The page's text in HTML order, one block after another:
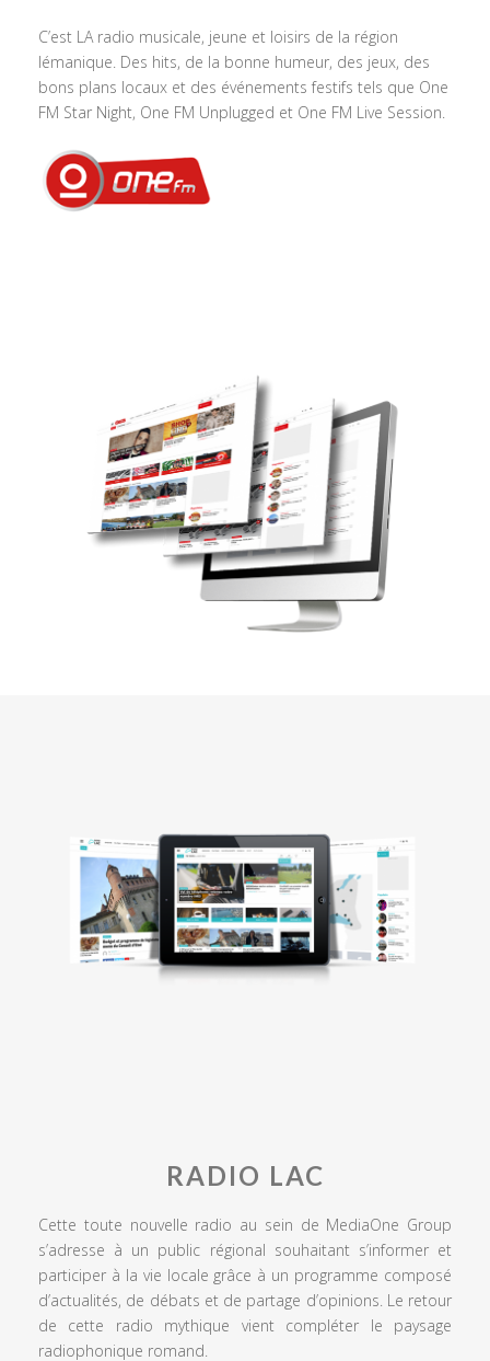
C’est LA radio musicale, jeune et loisirs de la région
lémanique. Des hits, de la bonne humeur, des jeux, des
bons plans locaux et des événements festifs tels que One
FM Star Night, One FM Unplugged et One FM Live Session.
RADIO LAC
Cette toute nouvelle radio au sein de MediaOne Group
s’adresse à un public régional souhaitant s’informer et
participer à la vie locale grâce à un programme composé
d’actualités, de débats et de partage d’opinions. Le retour
de cette radio mythique vient compléter le paysage
radiophonique romand.